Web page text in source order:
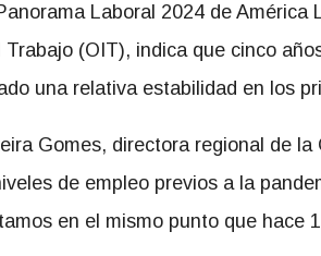
Laboral 2024 de América
Trabajo (OIT), indica que cinco
una relativa estabilidad en los
Gomes, directora regional de
de empleo previos a la
en el mismo punto que hace